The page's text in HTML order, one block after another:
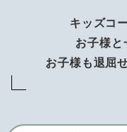
キッズコ
お子様と
お子様も退屈